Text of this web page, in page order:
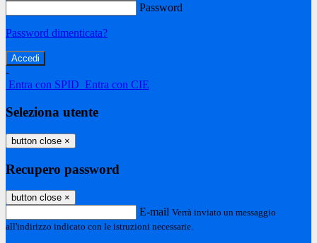
Password
Password dimenticata?
-
Entra con SPID Entra con CIE
Seleziona utente
button close ×
Recupero password
button close ×
E-mail Verrà inviato un messaggio
all'indirizzo indicato con le istruzioni necessarie.